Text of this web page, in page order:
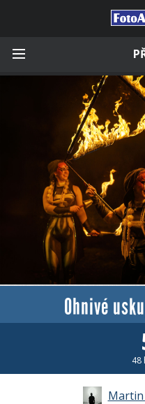
Měli jste
Ohnivé
48
Martin